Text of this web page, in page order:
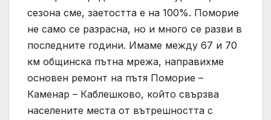
сезона сме, заетостта е на 100%. Поморие
не само се разрасна, но и много се разви в
последните години. Имаме между 67 и 70
км общинска пътна мрежа, направихме
основен ремонт на пътя Поморие –
Каменар – Каблешково, който свързва
населените места от вътрешността с